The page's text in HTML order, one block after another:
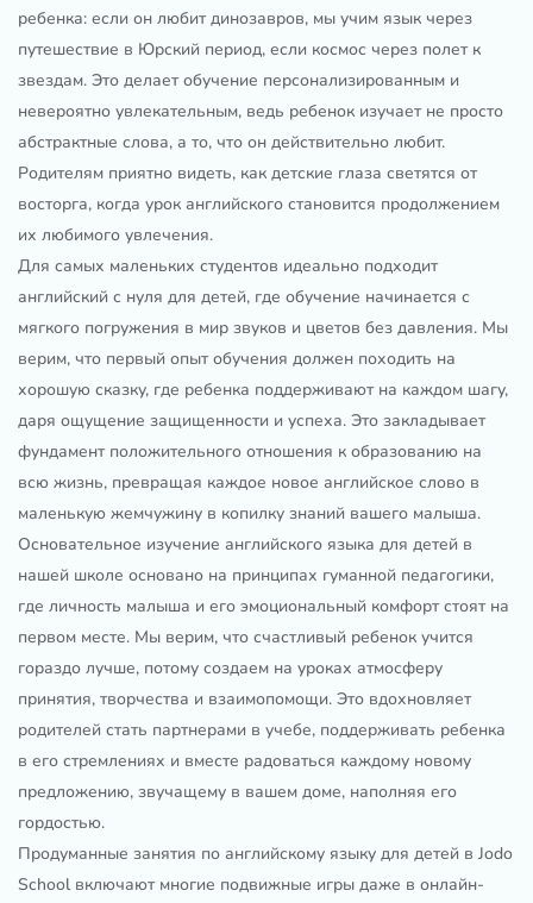
ребенка: если он любит динозавров, мы учим язык через
путешествие в Юрский период, если космос через полет к
звездам. Это делает обучение персонализированным и
невероятно увлекательным, ведь ребенок изучает не просто
абстрактные слова, а то, что он действительно любит.
Родителям приятно видеть, как детские глаза светятся от
восторга, когда урок английского становится продолжением
их любимого увлечения.
Для самых маленьких студентов идеально подходит
английский с нуля для детей, где обучение начинается с
мягкого погружения в мир звуков и цветов без давления. Мы
верим, что первый опыт обучения должен походить на
хорошую сказку, где ребенка поддерживают на каждом шагу,
даря ощущение защищенности и успеха. Это закладывает
фундамент положительного отношения к образованию на
всю жизнь, превращая каждое новое английское слово в
маленькую жемчужину в копилку знаний вашего малыша.
Основательное изучение английского языка для детей в
нашей школе основано на принципах гуманной педагогики,
где личность малыша и его эмоциональный комфорт стоят на
первом месте. Мы верим, что счастливый ребенок учится
гораздо лучше, потому создаем на уроках атмосферу
принятия, творчества и взаимопомощи. Это вдохновляет
родителей стать партнерами в учебе, поддерживать ребенка
в его стремлениях и вместе радоваться каждому новому
предложению, звучащему в вашем доме, наполняя его
гордостью.
Продуманные занятия по английскому языку для детей в Jodo
School включают многие подвижные игры даже в онлайн-